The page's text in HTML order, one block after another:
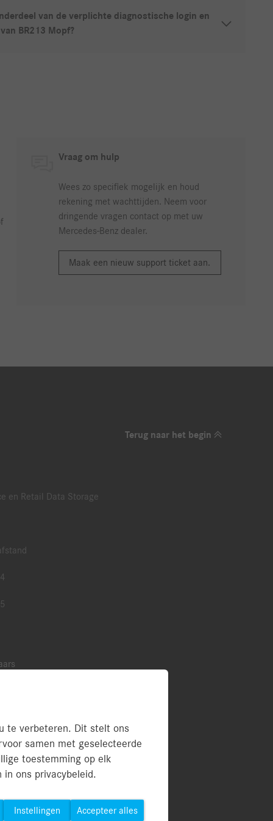
van de verplichte diagnostische login en
BR213 Mopf?
Vraag om hulp
Wees zo specifiek mogelijk en houd
rekening met wachttijden. Neem voor
dringende vragen contact op met uw
Mercedes-Benz dealer.
Maak een nieuw support ticket aan.
te verbeteren. Dit stelt ons
samen met geselecteerde
toestemming op elk
ons privacybeleid.
Instellingen Accepteer alles
Terug naar het begin
en Retail Data Storage
(PDF)